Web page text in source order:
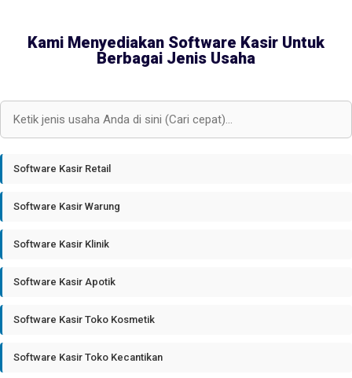
Kami Menyediakan Software Kasir Untuk
Berbagai Jenis Usaha
Software Kasir Retail
Software Kasir Warung
Software Kasir Klinik
Software Kasir Apotik
Software Kasir Toko Kosmetik
Software Kasir Toko Kecantikan